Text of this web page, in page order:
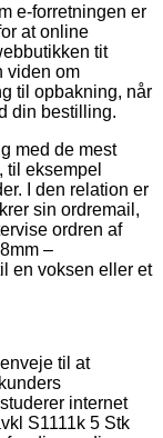
e-forretningen er
at online
tit
viden om
til opbakning, når
din bestilling.
med de mest
eksempel
I den relation er
sin ordremail,
ordren af
–
en voksen eller et
til at
internet
S1111k 5 Stk